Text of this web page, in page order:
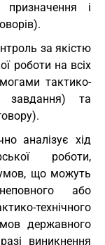
призначення і
за якістю
роботи на всіх
тактико-
завдання) та
аналізує хід
роботи,
що можуть
або
технічного
державного
виникнення